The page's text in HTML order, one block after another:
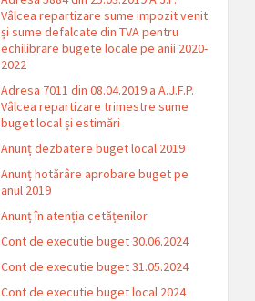
Vâlcea repartizare sume impozit venit
și sume defalcate din TVA pentru
echilibrare bugete locale pe anii 2020-
2022
Adresa 7011 din 08.04.2019 a A.J.F.P.
Vâlcea repartizare trimestre sume
buget local și estimări
Anunț dezbatere buget local 2019
Anunț hotărâre aprobare buget pe
anul 2019
Anunț în atenția cetățenilor
Cont de executie buget 30.06.2024
Cont de executie buget 31.05.2024
Cont de executie buget local 2024